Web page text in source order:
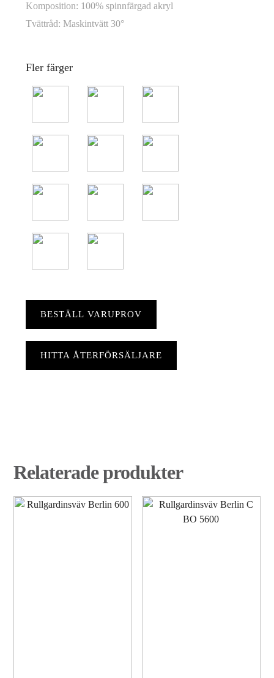
Komposition: 100% spinnfärgad akryl
Tvättråd: Maskintvätt 30°
Fler färger
BESTÄLL VARUPROV
HITTA ÅTERFÖRSÄLJARE
Relaterade produkter